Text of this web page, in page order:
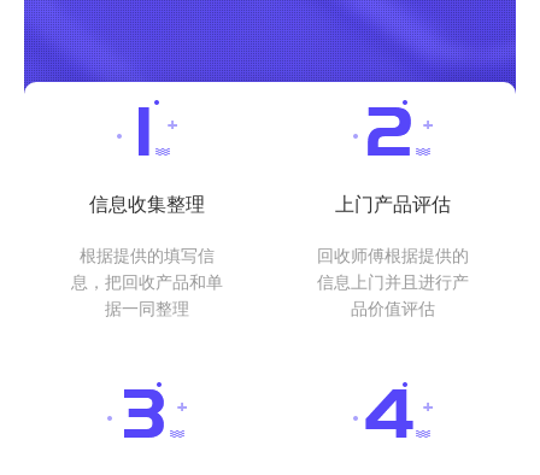
信息收集整理
根据提供的填写信
息，把回收产品和单
据一同整理
上门产品评估
回收师傅根据提供的
信息上门并且进行产
品价值评估